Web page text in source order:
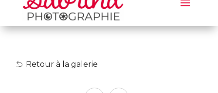
Retour à la galerie